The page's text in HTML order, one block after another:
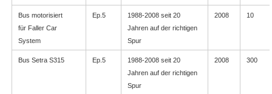
Bus motorisiert
für Faller Car
System
Ep.5
1988-2008 seit 20
Jahren auf der richtigen
Spur
2008 10
Bus Setra S315 Ep.5
1988-2008 seit 20
Jahren auf der richtigen
Spur
2008 300